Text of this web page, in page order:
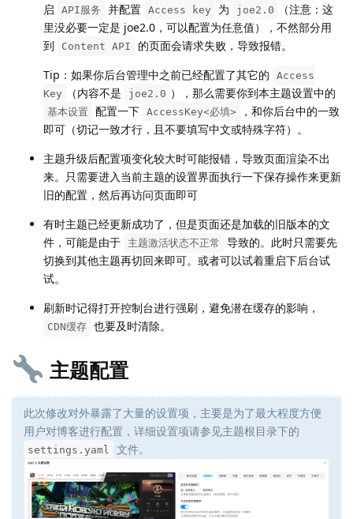
启
API服务 并配置 Access key 为 joe2.0
（注意：这
里没必要一定是 joe2.0，可以配置为任意值），不然部分用
到
Content API
的页面会请求失败，导致报错。
Tip：如果你后台管理中之前已经配置了其它的
Access
Key
（内容不是 joe2.0 ），那么需要你到本主题设置中的
基本设置 配置一下 AccessKey<必填>
，和你后台中的一致
即可（切记一致才行，且不要填写中文或特殊字符）。
主题升级后配置项变化较大时可能报错，导致页面渲染不出
来。只需要进入当前主题的设置界面执行一下保存操作来更新
旧的配置，然后再访问页面即可
有时主题已经更新成功了，但是页面还是加载的旧版本的文
件，可能是由于
主题激活状态不正常
导致的。此时只需要先
切换到其他主题再切回来即可。或者可以试着重启下后台试
试。
刷新时记得打开控制台进行强刷，避免潜在缓存的影响，
CDN缓存 也要及时清除。
主题配置
此次修改对外暴露了大量的设置项，主要是为了最大程度方便
用户对博客进行配置，详细设置项请参见主题根目录下的
settings.yaml 文件。